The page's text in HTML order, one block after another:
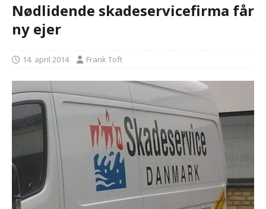
Nødlidende skadeservicefirma får
ny ejer
14. april 2014 Frank Toft